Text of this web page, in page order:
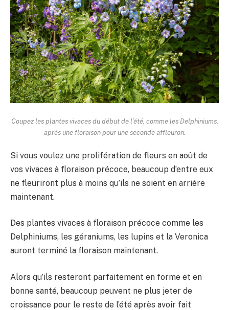
Coupez les plantes vivaces du début de l’été, comme les Delphiniums,
après une floraison pour une seconde affleuron.
Si vous voulez une prolifération de fleurs en août de
vos vivaces à floraison précoce, beaucoup d’entre eux
ne fleuriront plus à moins qu’ils ne soient en arrière
maintenant.
Des plantes vivaces à floraison précoce comme les
Delphiniums, les géraniums, les lupins et la Veronica
auront terminé la floraison maintenant.
Alors qu’ils resteront parfaitement en forme et en
bonne santé, beaucoup peuvent ne plus jeter de
croissance pour le reste de l’été après avoir fait